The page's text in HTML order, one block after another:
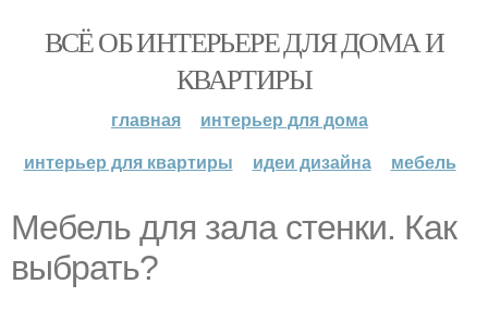
ВСЁ ОБ ИНТЕРЬЕРЕ ДЛЯ ДОМА И
КВАРТИРЫ
главная
интерьер для дома
интерьер для квартиры
идеи дизайна мебель
Мебель для зала стенки. Как
выбрать?